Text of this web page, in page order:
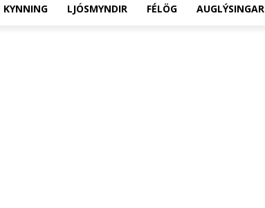
KYNNING LJÓSMYNDIR FÉLÖG AUGLÝSINGAR